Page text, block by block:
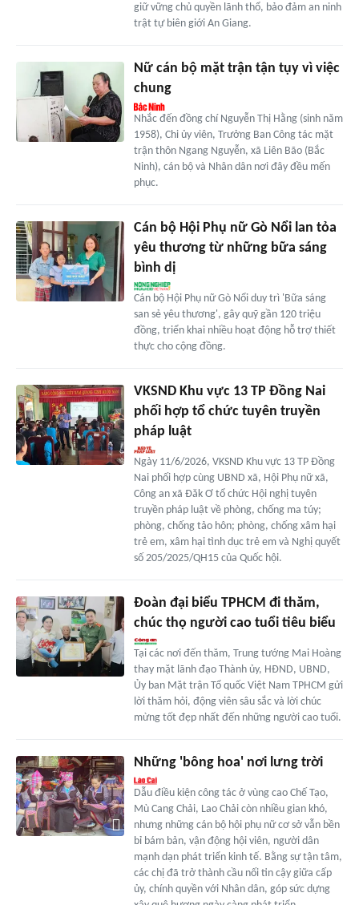
giữ vững chủ quyền lãnh thổ, bảo đảm an ninh
trật tự biên giới An Giang.
Nữ cán bộ mặt trận tận tụy vì việc
chung
Nhắc đến đồng chí Nguyễn Thị Hằng (sinh năm
1958), Chi ủy viên, Trưởng Ban Công tác mặt
trận thôn Ngang Nguyễn, xã Liên Bão (Bắc
Ninh), cán bộ và Nhân dân nơi đây đều mến
phục.
Cán bộ Hội Phụ nữ Gò Nổi lan tỏa
yêu thương từ những bữa sáng
bình dị
Cán bộ Hội Phụ nữ Gò Nổi duy trì 'Bữa sáng
san sẻ yêu thương', gây quỹ gần 120 triệu
đồng, triển khai nhiều hoạt động hỗ trợ thiết
thực cho cộng đồng.
VKSND Khu vực 13 TP Đồng Nai
phối hợp tổ chức tuyên truyền
pháp luật
Ngày 11/6/2026, VKSND Khu vực 13 TP Đồng
Nai phối hợp cùng UBND xã, Hội Phụ nữ xã,
Công an xã Đăk Ơ tổ chức Hội nghị tuyên
truyền pháp luật về phòng, chống ma túy;
phòng, chống tảo hôn; phòng, chống xâm hại
trẻ em, xâm hại tình dục trẻ em và Nghị quyết
số 205/2025/QH15 của Quốc hội.
Đoàn đại biểu TPHCM đi thăm,
chúc thọ người cao tuổi tiêu biểu
Tại các nơi đến thăm, Trung tướng Mai Hoàng
thay mặt lãnh đạo Thành ủy, HĐND, UBND,
Ủy ban Mặt trận Tổ quốc Việt Nam TPHCM gửi
lời thăm hỏi, động viên sâu sắc và lời chúc
mừng tốt đẹp nhất đến những người cao tuổi.
Những 'bông hoa' nơi lưng trời
Dẫu điều kiện công tác ở vùng cao Chế Tạo,
Mù Cang Chải, Lao Chải còn nhiều gian khó,
nhưng những cán bộ hội phụ nữ cơ sở vẫn bền
bỉ bám bản, vận động hội viên, người dân
mạnh dạn phát triển kinh tế. Bằng sự tận tâm,
các chị đã trở thành cầu nối tin cậy giữa cấp
ủy, chính quyền với Nhân dân, góp sức dựng